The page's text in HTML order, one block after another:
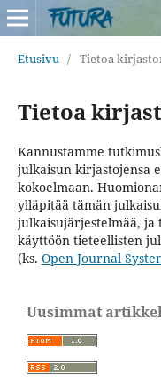
Etusivu / Tietoa
Tietoa
Kannustamme
julkaisun kirjastojensa
kokoelmaan.
ylläpitää tämän
julkaisujärjestelmää,
käyttöön tieteellisten
(ks. Open Journal
Uusimmat